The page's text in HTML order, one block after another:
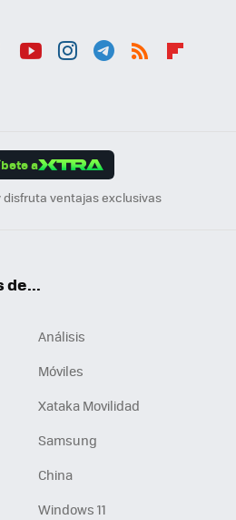
a
disfruta ventajas exclusivas
de...
Análisis
Móviles
Xataka Movilidad
Samsung
China
Windows 11